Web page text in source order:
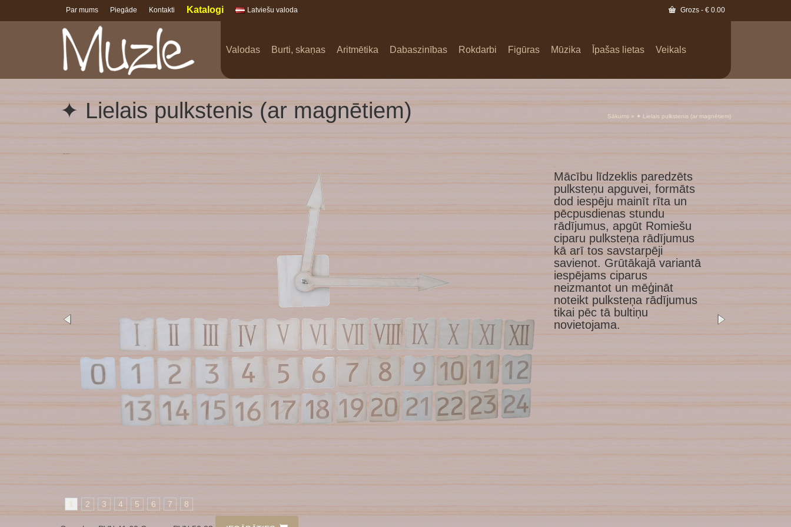
Par mums Piegāde Kontakti Katalogi Latviešu valoda Grozs - € 0.00
Valodas Burti, skaņas Aritmētika Dabaszinības Rokdarbi Figūras Mūzika Īpašas lietas Veikals
✦ Lielais pulkstenis (ar magnētiem) Sākums » ✦ Lielais pulkstenis (ar magnētiem)
Mācību līdzeklis paredzēts
pulksteņu apguvei, formāts
dod iespēju mainīt rīta un
pēcpusdienas stundu
rādījumus, apgūt Romiešu
ciparu pulksteņa rādījumus
kā arī tos savstarpēji
savienot. Grūtākajā variantā
iespējams ciparus
neizmantot un mēģināt
noteikt pulksteņa rādījumus
tikai pēc tā bultiņu
novietojama.
1 2 3 4 5 6 7 8